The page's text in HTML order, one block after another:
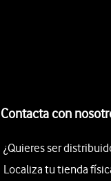
Contacta con
¿Quieres ser
Localiza tu tienda